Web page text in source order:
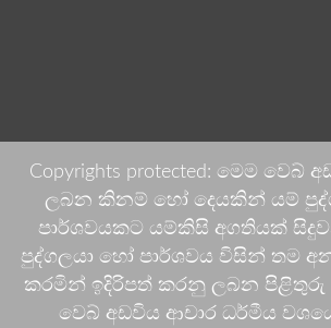
Copyrights protected: මෙම වෙබ්
ලබන කිනම් හෝ දෙයකින් යම්
පාර්ශවයකට යම්කිසි අගතියක්
පුද්ගලයා හෝ පාර්ශවය විසින් තම
කරමින් ඉදිරිපත් කරනු ලබන පිළිතුරු
වෙබ් අඩවිය ආචාර ධර්මීය